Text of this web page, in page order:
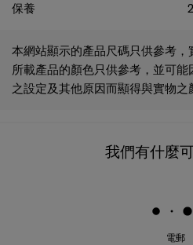
保養
本網站顯示的產品尺碼只供參考
所載產品的顏色只供參考，並可
之設定及其他原因而顯得與實物之
我們有什麼
電郵